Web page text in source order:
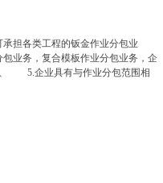
类工程的钣金作业分包业
包业务，复合模板作业分包业务，企
5.企业具有与作业分包范围相